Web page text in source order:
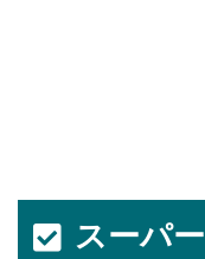
スーパー